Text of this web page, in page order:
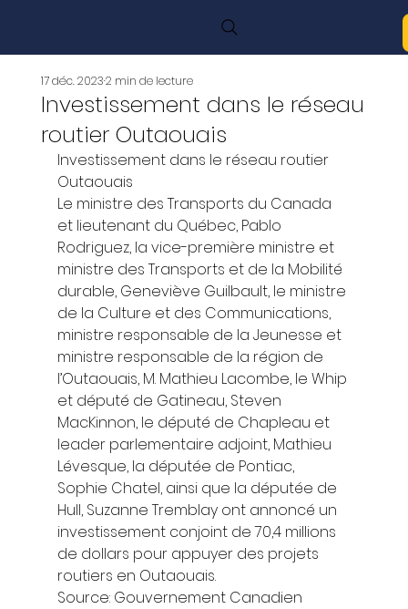
Investissement dans le réseau
routier Outaouais
17 déc. 20232 min de lecture
Investissement dans le réseau routier
Outaouais
Le ministre des Transports du Canada
et lieutenant du Québec, Pablo
Rodriguez, la vice-première ministre et
ministre des Transports et de la Mobilité
durable, Geneviève Guilbault, le ministre
de la Culture et des Communications,
ministre responsable de la Jeunesse et
ministre responsable de la région de
l’Outaouais, M. Mathieu Lacombe, le Whip
et député de Gatineau, Steven
MacKinnon, le député de Chapleau et
leader parlementaire adjoint, Mathieu
Lévesque, la députée de Pontiac,
Sophie Chatel, ainsi que la députée de
Hull, Suzanne Tremblay ont annoncé un
investissement conjoint de 70,4 millions
de dollars pour appuyer des projets
routiers en Outaouais.
Source: Gouvernement Canadien